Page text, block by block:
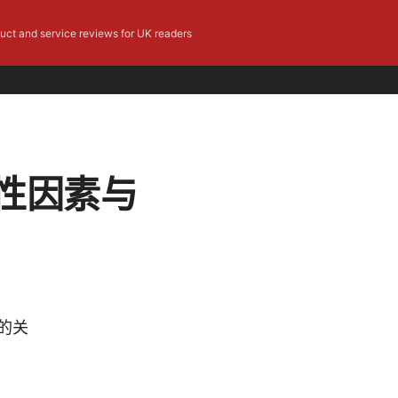
and service reviews for UK readers
因素与
关